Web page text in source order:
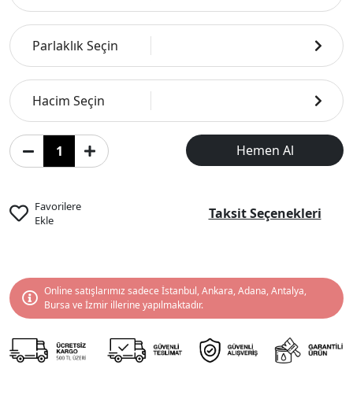
Parlaklık Seçin
Hacim Seçin
Hemen Al
Favorilere
Ekle
Taksit Seçenekleri
Online satışlarımız sadece İstanbul, Ankara, Adana, Antalya,
Bursa ve İzmir illerine yapılmaktadır.